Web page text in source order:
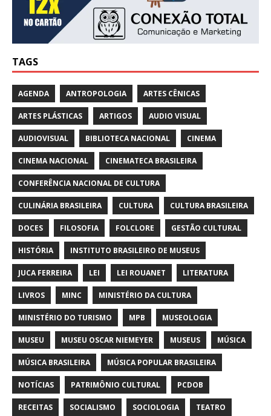
TAGS
AGENDA ANTROPOLOGIA ARTES CÊNICAS
ARTES PLÁSTICAS ARTIGOS AUDIO VISUAL
AUDIOVISUAL BIBLIOTECA NACIONAL CINEMA
CINEMA NACIONAL CINEMATECA BRASILEIRA
CONFERÊNCIA NACIONAL DE CULTURA
CULINÁRIA BRASILEIRA CULTURA CULTURA BRASILEIRA
DOCES FILOSOFIA FOLCLORE GESTÃO CULTURAL
HISTÓRIA INSTITUTO BRASILEIRO DE MUSEUS
JUCA FERREIRA LEI LEI ROUANET LITERATURA
LIVROS MINC MINISTÉRIO DA CULTURA
MINISTÉRIO DO TURISMO MPB MUSEOLOGIA
MUSEU MUSEU OSCAR NIEMEYER MUSEUS MÚSICA
MÚSICA BRASILEIRA MÚSICA POPULAR BRASILEIRA
NOTÍCIAS PATRIMÔNIO CULTURAL PCDOB
RECEITAS SOCIALISMO SOCIOLOGIA TEATRO